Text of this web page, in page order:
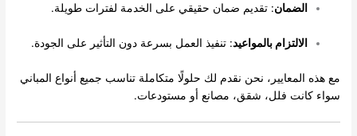
الضمان: تقديم ضمان حقيقي على الخدمة لفترات طويلة.
الالتزام بالمواعيد: تنفيذ العمل بسرعة دون التأثير على الجودة.
مع هذه المعايير، نحن نقدم لك حلولًا متكاملة تناسب جميع أنواع المباني
سواء كانت فلل، شقق، مصانع أو مستودعات.